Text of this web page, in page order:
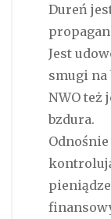
Dureń
Jest
smugi na
NWO też
bzdura.